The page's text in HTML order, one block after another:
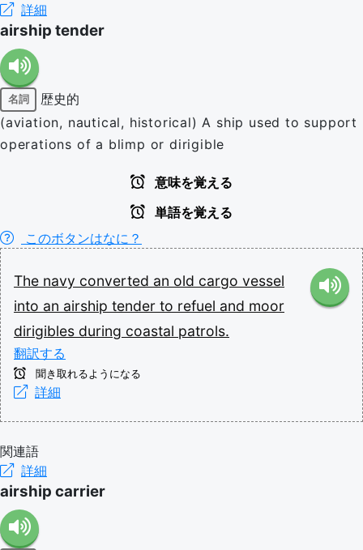
詳細
airship tender
名詞
歴史的
(aviation, nautical, historical) A ship used to support
operations of a blimp or dirigible
意味を覚える
単語を覚える
このボタンはなに？
The navy converted an old cargo vessel
into an airship tender to refuel and moor
dirigibles during coastal patrols.
翻訳する
聞き取れるようになる
詳細
関連語
詳細
airship carrier